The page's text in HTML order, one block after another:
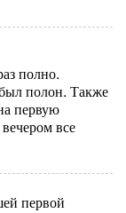
полно.
полон. Также
первую
все
первой